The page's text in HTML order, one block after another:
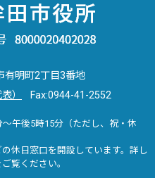
有明町2丁目3番地
） Fax:0944-41-2552
午後5時15分（ただし、祝・休
休日窓口を開設しています。詳し
覧ください。